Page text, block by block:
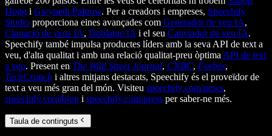
Dogg i Gwyneth Paltrow. Per a creadors i empreses, Speechify
Studio proporciona eines avançades com Generador de veu IA,
Clonació de veus IA, Doblatge IA i el seu Canviador de veu IA.
Speechify també impulsa productes líders amb la seva API de text a
veu, d'alta qualitat i amb una relació qualitat-preu òptima API de text
a veu. Present en The Wall Street Journal, CNBC, Forbes,
TechCrunch i altres mitjans destacats, Speechify és el proveïdor de
text a veu més gran del món. Visiteu speechify.com/news,
speechify.com/blog i speechify.com/press per saber-ne més.
Taula de continguts